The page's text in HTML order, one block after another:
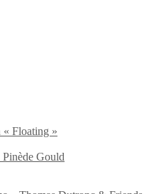
« Floating »
Gould